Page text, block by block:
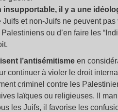
insupportable, il y a une
et non-Juifs ne peuvent
ou d’en faire les
l’antisémitisme en
continuer à violer le droit
criminel contre les
laïques ou religieuses. Il
les Juifs, il favorise les